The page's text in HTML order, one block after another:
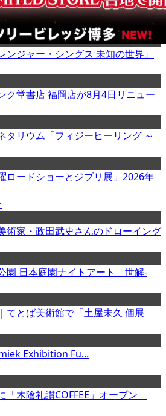
ンジャー・シングス 未知の世界」
ク堂書店 福岡店が8月4日リニュー
タリウム「フィジーヒーリング ～
ロードショーとジブリ展」2026年
術家・政田武史さんのドローイング
園 日本庭園ナイトアート「世解-
てとば美術館で「土屋未久 個展
Exhibition Fu...
「木陰礼讃COFFEE」オープン